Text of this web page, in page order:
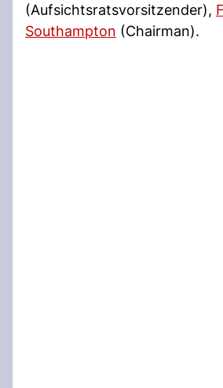
(Aufsichtsratsvorsitzender),
Southampton (Chairman).